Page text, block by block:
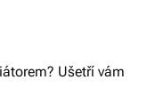
Ušetří vám